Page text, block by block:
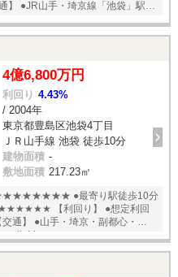
4億6,800万円
利回り 4.43%
/ 2004年
東京都豊島区池袋4丁目
ＪＲ山手線 池袋 徒歩10分
建物面積 -
敷地面積 217.23㎡
り駅徒歩10分！
●想定利回
English available